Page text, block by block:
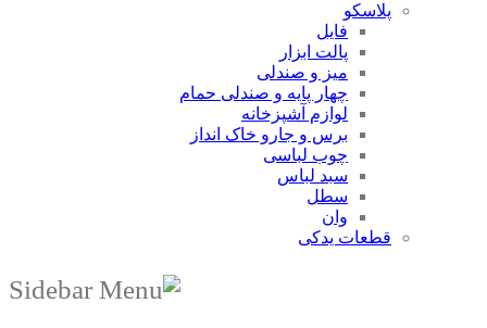
پلاسکو
فایل
پالت ابزار
میز و صندلی
چهار پایه و صندلی حمام
لوازم آشپزخانه
برس و جارو خاک انداز
چوب لباسی
سبد لباس
سطل
وان
قطعات یدکی